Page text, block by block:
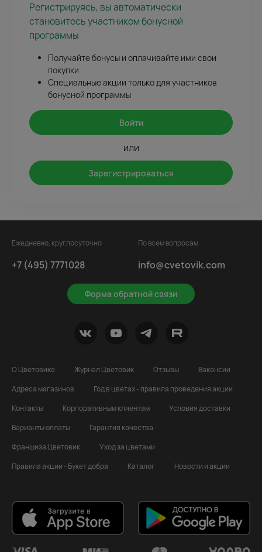
Регистрируясь, вы автоматически
становитесь участником бонусной
программы
Получайте бонусы и оплачивайте ими свои
покупки
Специальные акции только для участников
бонусной программы
Войти
или
Зарегистрироваться
Ежедневно, круглосуточно
+7 (495) 7771028
Форма обратной связи
По всем вопросам
info@cvetovik.com
О Цветовике Журнал Цветовик Отзывы
Вакансии
Адреса магазинов
Год в цветах - правила проведения акции
Контакты
Корпоративным клиентам
Условия доставки
Варианты оплаты
Гарантия качества
Франшиза Цветовик
Уход за цветами
Правила акции - Букет добра
Каталог Новости и акции